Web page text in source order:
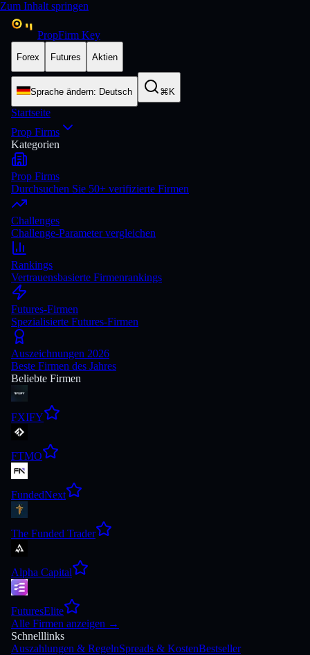
Zum Inhalt springen
PropFirm Key
Forex Futures Aktien
Sprache ändern: Deutsch ⌘K
Startseite
Prop Firms
Kategorien
Prop Firms
Durchsuchen Sie 50+ verifizierte Firmen
Challenges
Challenge-Parameter vergleichen
Rankings
Vertrauensbasierte Firmenrankings
Futures-Firmen
Spezialisierte Futures-Firmen
Auszeichnungen 2026
Beste Firmen des Jahres
Beliebte Firmen
FXIFY
FTMO
FundedNext
The Funded Trader
Alpha Capital
FuturesElite
Alle Firmen anzeigen →
Schnelllinks
Auszahlungen & RegelnSpreads & KostenBestseller